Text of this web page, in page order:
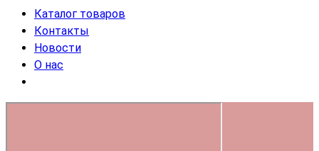
Каталог товаров
Контакты
Новости
О нас